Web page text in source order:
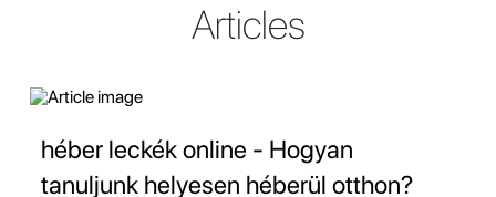
Articles
héber leckék online - Hogyan
tanuljunk helyesen héberül otthon?